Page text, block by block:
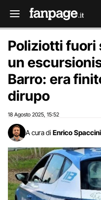
Poliziotti fuori
un
Barro: era
dirupo
18 Agosto 2025 15:52
A cura di Enrico Spaccini